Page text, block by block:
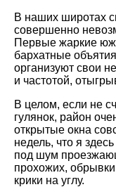
В наших широтах
совершенно
Первые жаркие
бархатные
организуют свои
и частотой,
В целом, если не
гулянок, район
открытые окна
недель, что я
под шум
прохожих,
крики на углу.